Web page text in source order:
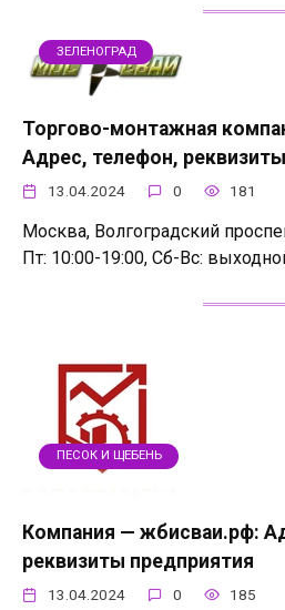
ЗЕЛЕНОГРАД
Торгово-монтажная
Адрес, телефон,
13.04.2024 0 181
Москва, Волгоградский
Пт: 10:00-19:00, Сб-Вс:
ПЕСОК И ЩЕБЕНЬ
Компания — жбисваи.рф:
реквизиты предприятия
13.04.2024 0 185